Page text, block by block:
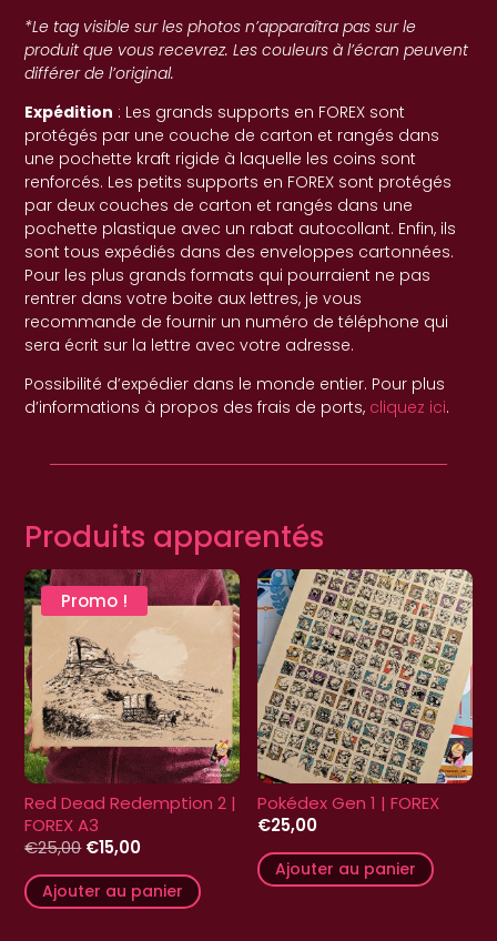
*Le tag visible sur les photos n’apparaîtra pas sur le
produit que vous recevrez. Les couleurs à l’écran peuvent
différer de l’original.
Expédition : Les grands supports en FOREX sont
protégés par une couche de carton et rangés dans
une pochette kraft rigide à laquelle les coins sont
renforcés. Les petits supports en FOREX sont protégés
par deux couches de carton et rangés dans une
pochette plastique avec un rabat autocollant. Enfin, ils
sont tous expédiés dans des enveloppes cartonnées.
Pour les plus grands formats qui pourraient ne pas
rentrer dans votre boite aux lettres, je vous
recommande de fournir un numéro de téléphone qui
sera écrit sur la lettre avec votre adresse.
Possibilité d’expédier dans le monde entier. Pour plus
d’informations à propos des frais de ports, cliquez ici.
Produits apparentés
Promo !
Red Dead Redemption 2 |
FOREX A3
€25,00 Le
initial
était :
€15,00Le
actuel
est :
Ajouter au panier
Pokédex Gen 1 | FOREX
€25,00
Ajouter au panier